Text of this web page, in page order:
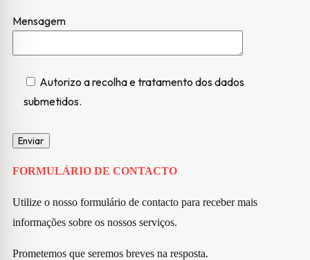
Mensagem
Autorizo a recolha e tratamento dos dados
submetidos.
FORMULÁRIO DE CONTACTO
Utilize o nosso formulário de contacto para receber mais
informações sobre os nossos serviços.
Prometemos que seremos breves na resposta.